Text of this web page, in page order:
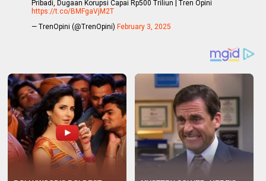
Pribadi, Dugaan Korupsi Capai Rp500 Triliun | Tren Opini
https://t.co/BMFgaVjM2T
— TrenOpini (@TrenOpini)February 3, 2025